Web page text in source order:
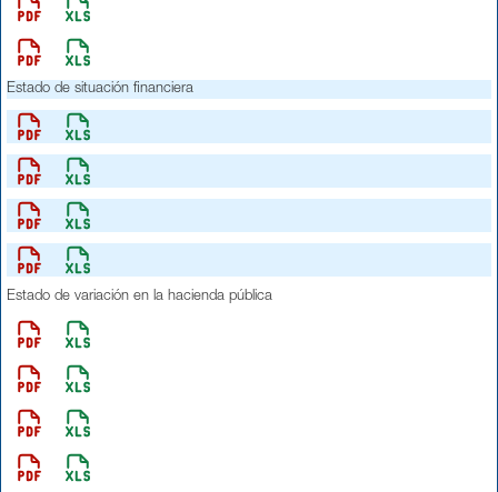
Estado de situación financiera
Estado de variación en la hacienda pública